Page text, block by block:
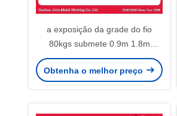
a exposição da grade do fio
80kgs submete 0.9m 1.8m
arquivar comercial de 6 séries
Obtenha o melhor preço